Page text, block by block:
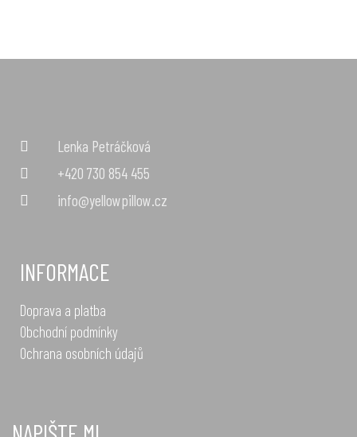
Lenka Petráčková
+420 730 854 455
info@yellowpillow.cz
INFORMACE
Doprava a platba
Obchodní podmínky
Ochrana osobních údajů